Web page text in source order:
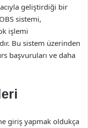
geliştirdiği bir
sistemi,
işlemi
Bu sistem üzerinden
başvuruları ve daha
giriş yapmak oldukça